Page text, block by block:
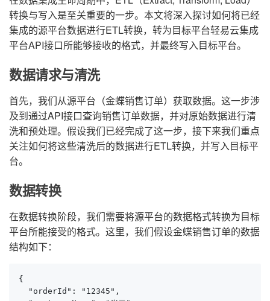
转换与写入是至关重要的一步。本文将深入探讨如何将已经
集成的源平台数据进行ETL转换，转为目标平台轻易云集成
平台API接口所能够接收的格式，并最终写入目标平台。
数据请求与清洗
首先，我们从源平台（金蝶销售订单）获取数据。这一步涉
及到通过API接口查询销售订单数据，并对原始数据进行清
洗和预处理。假设我们已经完成了这一步，接下来我们重点
关注如何将这些清洗后的数据进行ETL转换，并写入目标平
台。
数据转换
在数据转换阶段，我们需要将源平台的数据格式转换为目标
平台所能接受的格式。这里，我们假设金蝶销售订单的数据
结构如下：
{
  "orderId": "12345",